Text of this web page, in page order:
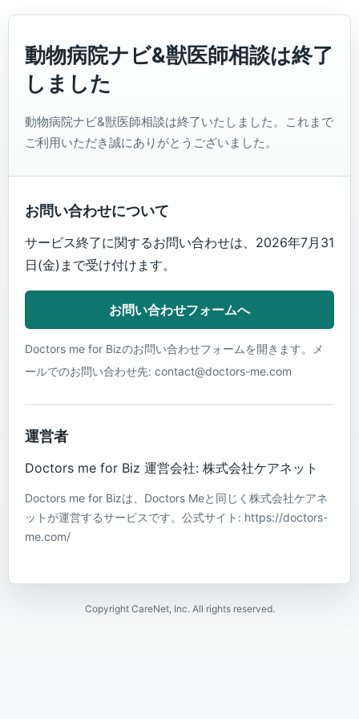
動物病院ナビ&獣医師相談は終了
しました
動物病院ナビ&獣医師相談は終了いたしました。これまで
ご利用いただき誠にありがとうございました。
お問い合わせについて
サービス終了に関するお問い合わせは、2026年7月31
日(金)まで受け付けます。
お問い合わせフォームへ
Doctors me for Bizのお問い合わせフォームを開きます。メ
ールでのお問い合わせ先: contact@doctors-me.com
運営者
Doctors me for Biz 運営会社: 株式会社ケアネット
Doctors me for Bizは、Doctors Meと同じく株式会社ケアネ
ットが運営するサービスです。公式サイト: https://doctors-
me.com/
Copyright CareNet, Inc. All rights reserved.